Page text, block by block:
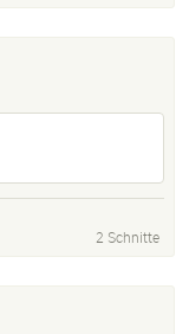
2 Schnitte